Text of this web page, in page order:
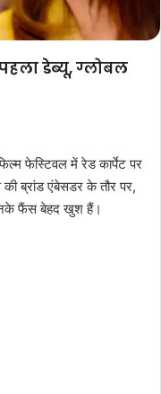
डेब्यू, ग्लोबल
फेस्टिवल में रेड कार्पेट पर
ब्रांड एंबेसडर के तौर पर,
फैंस बेहद खुश हैं।